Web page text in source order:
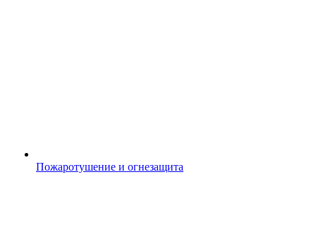
Пожаротушение и огнезащита